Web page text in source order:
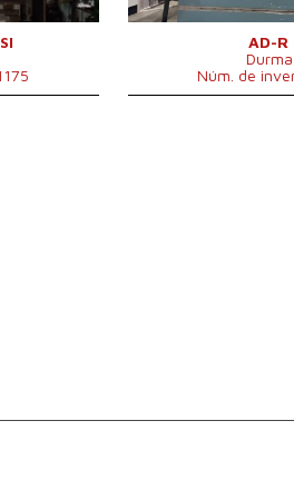
Tipo de accionamiento
Carrera del martinete
Dimensiones largo x
alto
AD-R
Núm. de